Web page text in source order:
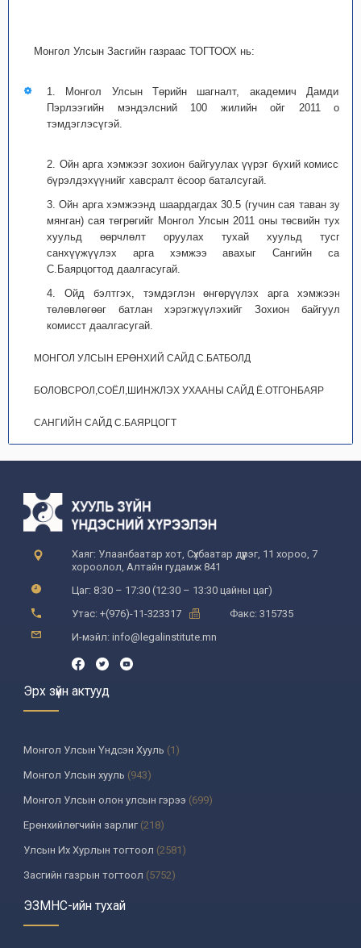
Монгол Улсын Засгийн газраас ТОГТООХ нь:
1. Монгол Улсын Төрийн шагналт, академич Дамдины
Пэрлээгийн мэндэлсний 100 жилийн ойг 2011 онд
тэмдэглэсүгэй.
2. Ойн арга хэмжээг зохион байгуулах үүрэг бүхий комиссын
бүрэлдэхүүнийг хавсралт ёсоор баталсугай.
3. Ойн арга хэмжээнд шаардагдах 30.5 (гучин сая таван зуун
мянган) сая төгрөгийг Монгол Улсын 2011 оны төсвийн тухай
хуульд өөрчлөлт оруулах тухай хуульд тусган
санхүүжүүлэх арга хэмжээ авахыг Сангийн сайд
С.Баярцогтод даалгасугай.
4. Ойд бэлтгэх, тэмдэглэн өнгөрүүлэх арга хэмжээний
төлөвлөгөөг батлан хэрэгжүүлэхийг Зохион байгуулах
комисст даалгасугай.
МОНГОЛ УЛСЫН ЕРӨНХИЙ САЙД С.БАТБОЛД
БОЛОВСРОЛ,СОЁЛ,ШИНЖЛЭХ УХААНЫ САЙД Ё.ОТГОНБАЯР
САНГИЙН САЙД С.БАЯРЦОГТ
Хаяг: Улаанбаатар хот, Сүхбаатар дүүрэг, 11 хороо, 7
хороолол, Алтайн гудамж 841
Цаг: 8:30 – 17:30 (12:30 – 13:30 цайны цаг)
Утас: +(976)-11-323317
Факс: 315735
И-мэйл: info@legalinstitute.mn
Эрх зүйн актууд
Монгол Улсын Үндсэн Хууль (1)
Монгол Улсын хууль (943)
Монгол Улсын олон улсын гэрээ (699)
Ерөнхийлөгчийн зарлиг(218)
Улсын Их Хурлын тогтоол (2581)
Засгийн газрын тогтоол (5752)
Үндсэн хуулийн цэцийн шийдвэр
Улсын дээд шүүхийн тогтоол
ЭЗМНС-ийн тухай